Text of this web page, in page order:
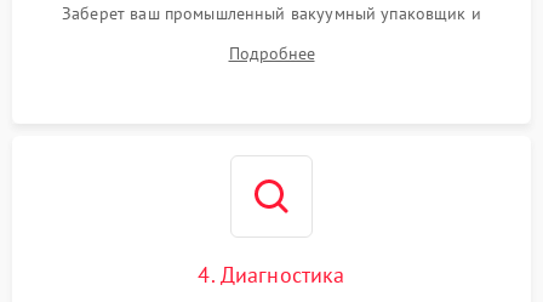
Заберет ваш промышленный вакуумный упаковщик и
Подробнее
4. Диагностика